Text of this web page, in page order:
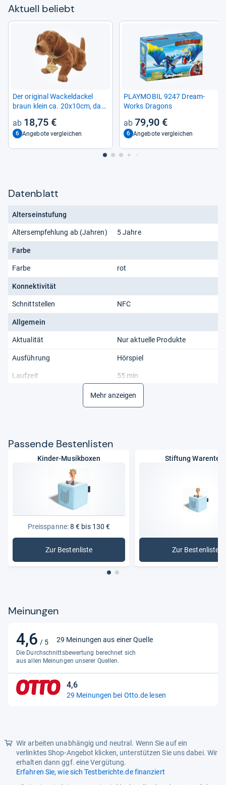
Aktu­ell beliebt
Der ori­gi­nal Wackel­da­ckel
braun klein ca. 20x10cm, das
boob­le­head small
18,75 €
6 Angebote vergleichen
PLAY­MO­BIL 9247 Dre­am­
Works Dra­g­ons
79,90 €
6 Angebote vergleichen
Datenblatt
Alterseinstufung
Altersempfehlung ab (Jahren) 5 Jahre
Farbe
Farbe rot
Konnektivität
Schnittstellen NFC
Allgemein
Aktualität Nur aktuelle Produkte
Ausführung Hörspiel
Laufzeit 55 min
Hörspielfigur
Audio/Video
Mehr anzeigen
Pas­sende Bes­ten­lis­ten
Kinder-Musikboxen
Preisspanne:8 € bis 130 €
Zur Bestenliste: Kinder-Musikboxen
Stiftung Warentest
Zur Bestenliste
: Stiftung
Meinungen
4,6 / 5
4,6
von
5
Sternen
29 Meinungen aus einer Quelle
Die Durchschnittsbewertung berechnet sich
aus allen Meinungen unserer Quellen.
4,6
4,6
von
29 Meinungen bei Otto.de lesen
Wir arbeiten unabhängig und neutral. Wenn Sie auf ein
verlinktes Shop-Angebot klicken, unterstützen Sie uns dabei. Wir
erhalten dann ggf. eine Vergütung.
Erfahren Sie, wie sich Testberichte.de finanziert